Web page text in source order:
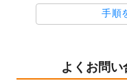
を公開
2023/9/1
2024
オリジ
るよう
手順
よくお問い